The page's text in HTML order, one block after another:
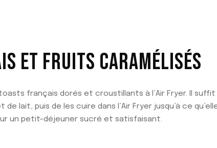
ET FRUITS CARAMÉLISÉS
français dorés et croustillants à l’Air Fryer. Il
lait, puis de les cuire dans l’Air Fryer jusqu’à ce
un petit-déjeuner sucré et satisfaisant.